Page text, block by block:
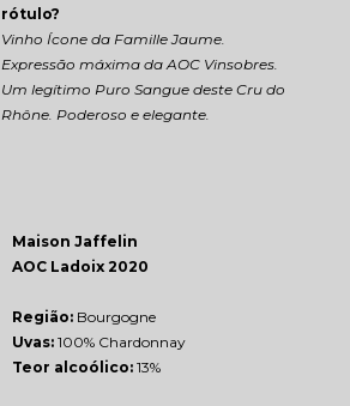
rótulo?
Vinho Ícone da Famille Jaume.
Expressão máxima da AOC Vinsobres.
Um legítimo Puro Sangue deste Cru do
Rhône. Poderoso e elegante.
Maison Jaffelin
AOC Ladoix 2020
Região: Bourgogne
Uvas: 100% Chardonnay
Teor alcoólico: 13%